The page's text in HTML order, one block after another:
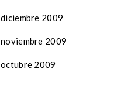
diciembre 2009
noviembre 2009
octubre 2009